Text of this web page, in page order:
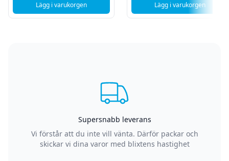
Lägg i varukorgen, MicroConnect Full-HD VGA Monitor Cable - 7m - Black
Lägg i varukorgen
, Deltaco VGA
Supersnabb leverans
Vi förstår att du inte vill vänta. Därför packar och
skickar vi dina varor med blixtens hastighet